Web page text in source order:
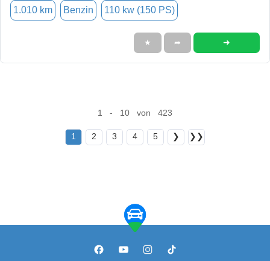
1.010 km Benzin 110 kw (150 PS)
★ ➦ ➜
1 - 10 von 423
1 2 3 4 5 ❯ ❯❯